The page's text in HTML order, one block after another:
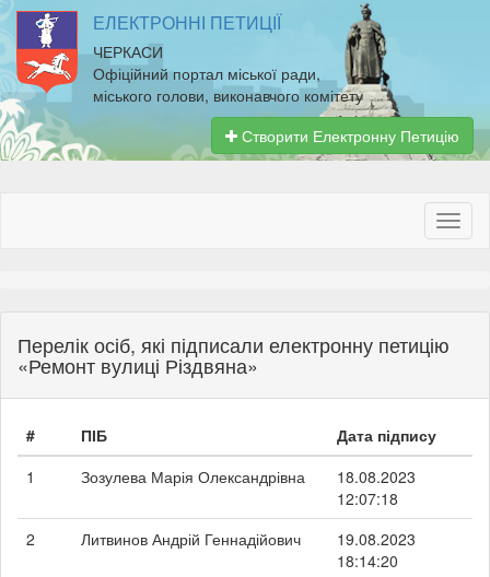
ЕЛЕКТРОННІ ПЕТИЦІЇ
ЧЕРКАСИ
Офіційний портал міської ради,
міського голови, виконавчого комітету
Створити Електронну Петицію
Перелік осіб, які підписали електронну петицію
«Ремонт вулиці Різдвяна»
# ПІБ
Дата підпису
1
Зозулева Марія Олександрівна
18.08.2023
12:07:18
2
Литвинов Андрій Геннадійович
19.08.2023
18:14:20